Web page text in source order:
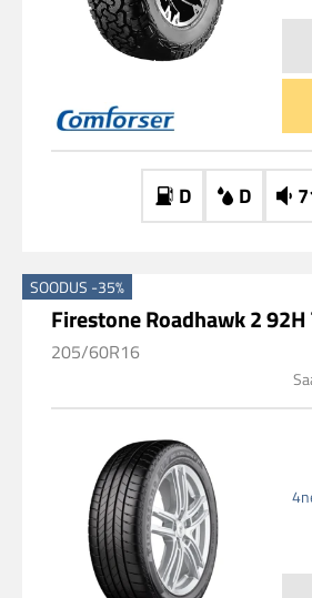
D D
SOODUS -35%
Firestone Roadhawk 2 92H
205/60R16